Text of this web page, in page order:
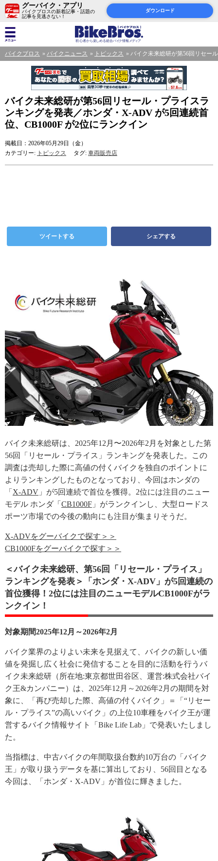
グーバイク・アプリ
バイクブロスの新着記事・話題の
記事を見逃さない！
ダウンロード
バイクブロス バイクニュース トピックス バイク未来総研が第56回リセー
バイク未来総研が第56回リセール・プライスラ
ンキングを発表／ホンダ・X-ADV が5回連続首
位、CB1000F が2位にランクイン
掲載日：2026年05月29日（金）
カテゴリー: トピックス タグ: 車両販売店
ツイートする シェアする
バイク未来総研は、2025年12月〜2026年2月を対象とした第
56回「リセール・プライス」ランキングを発表した。この
調査は売却した際に高値の付くバイクを独自のポイントに
よりランキングしたものとなっており、今回はホンダの
「 X-ADV 」が5回連続で首位を獲得。2位には注目のニュー
モデル ホンダ「 CB1000F 」がランクインし、大型ロードス
ポーツ市場での今後の動向にも注目が集まりそうだ。
X-ADVをグーバイクで探す＞＞
CB1000Fをグーバイクで探す＞＞
＜バイク未来総研、第56回「リセール・プライス」
ランキングを発表＞「ホンダ・X-ADV」が5回連続の
首位獲得！2位には注目のニューモデルCB1000Fがラ
ンクイン！
対象期間2025年12月～2026年2月
バイク業界のよりよい未来を見据えて、バイクの新しい価
値を発掘し広く社会に発信することを目的に活動を行うバ
イク未来総研（所在地:東京都世田谷区、運営:株式会社バイ
ク王&カンパニー）は、2025年12月～2026年2月の期間を対
象に、「再び売却した際、高値の付くバイク」＝「“リセー
ル・プライス”の高いバイク」の上位10車種をバイク王が運
営するバイク情報サイト「Bike Life Lab」で発表いたしまし
た。
当指標は、中古バイクの年間取扱台数約10万台の「バイク
王」が取り扱うデータを基に算出しており、56回目となる
今回は、「ホンダ・X-ADV」が首位に輝きました。